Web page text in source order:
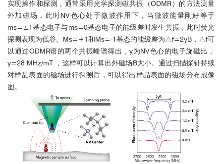
实现操作和探测，通常采用光学探测磁共振（ODMR）的方法测量
外加磁场，此时NV色心处于微波作用下，当微波能量刚好等于
ms=±1基态电子与ms=0基态电子的能级差时发生共振，此时荧光
探测表现为低谷。Ms=+1和Ms=-1基态的能级差为△f=2γB，△f可
以通过ODMR谱的两个共振峰谱得出，γ为NV色心的电子旋磁比，
γ=28 MHz/mT ，这样可以计算出外磁场B大小。通过扫描探针持续
对样品表面的磁场进行探测后，可以得出样品表面的磁场分布成像
图。